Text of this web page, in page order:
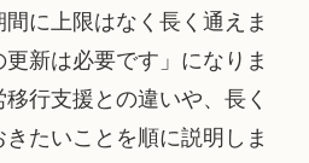
に上限はなく長く通えま
新は必要です」になりま
行支援との違いや、長く
たいことを順に説明しま